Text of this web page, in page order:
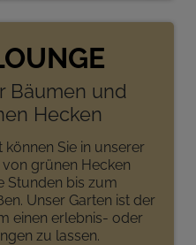
Bäumen und
Hecken
Sie in unserer
grünen Hecken
Stunden bis zum
Unser Garten ist der
einen erlebnis- oder
zu lassen.